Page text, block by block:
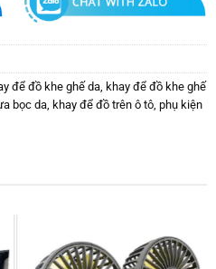
để đồ khe ghế da, khay để đồ khe ghế
bọc da, khay để đồ trên ô tô, phụ kiện
HOT